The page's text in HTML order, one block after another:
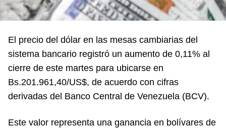
El precio del dólar en las mesas cambiarias del
sistema bancario registró un aumento de 0,11% al
cierre de este martes para ubicarse en
Bs.201.961,40/US$, de acuerdo con cifras
derivadas del Banco Central de Venezuela (BCV).
Este valor representa una ganancia en bolívares de